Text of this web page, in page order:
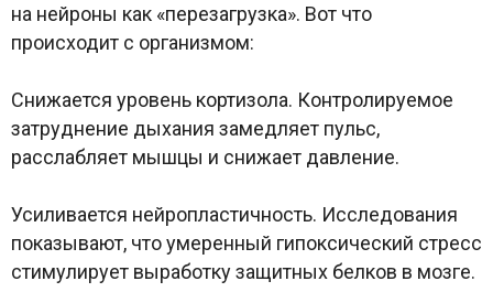
на нейроны как «перезагрузка». Вот что
происходит с организмом:
Снижается уровень кортизола. Контролируемое
затруднение дыхания замедляет пульс,
расслабляет мышцы и снижает давление.
Усиливается нейропластичность. Исследования
показывают, что умеренный гипоксический стресс
стимулирует выработку защитных белков в мозге.